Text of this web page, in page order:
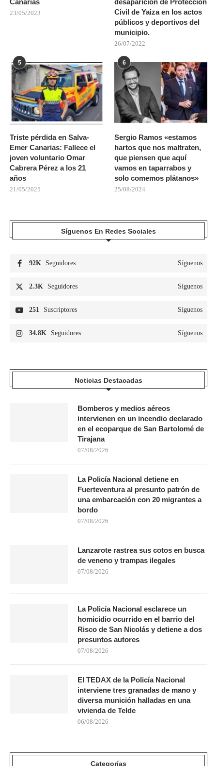
Canarias
23/05/2023
desaparición de Protección
Civil de Yaiza en los actos
públicos y deportivos del
municipio.
26/07/2022
5
Triste pérdida en Salva-
Emer Canarias: Fallece el
joven voluntario Omar
Cabrera Pérez a los 21
años
21/05/2025
6
Sergio Ramos «estamos
hartos que nos maltraten,
que piensen que aquí
vamos en taparrabos y
solo comemos plátanos»
25/08/2024
Síguenos En Redes Sociales
92K Seguidores Síguenos
2.3K Seguidores Síguenos
251 Suscriptores Síguenos
34.8K Seguidores Síguenos
Noticias Destacadas
Bomberos y medios aéreos
intervienen en un incendio declarado
en el ecoparque de San Bartolomé de
Tirajana
07/08/2026
La Policía Nacional detiene en
Fuerteventura al presunto patrón de
una embarcación con 20 migrantes a
bordo
07/08/2026
Lanzarote rastrea sus cotos en busca
de veneno y trampas ilegales
07/08/2026
La Policía Nacional esclarece un
homicidio ocurrido en el barrio del
Risco de San Nicolás y detiene a dos
presuntos autores
07/08/2026
El TEDAX de la Policía Nacional
interviene tres granadas de mano y
diversa munición halladas en una
vivienda de Telde
06/08/2026
Categorías